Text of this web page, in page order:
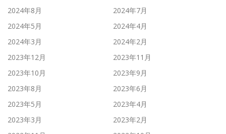
2024年8月
2024年7月
2024年5月
2024年4月
2024年3月
2024年2月
2023年12月
2023年11月
2023年10月
2023年9月
2023年8月
2023年6月
2023年5月
2023年4月
2023年3月
2023年2月